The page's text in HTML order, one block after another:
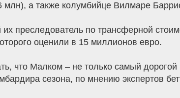
млн), а также колумбийце Вилмаре
преследователь по трансферной
оценили в 15 миллионов евро.
что Малком – не только самый
сезона, по мнению экспертов